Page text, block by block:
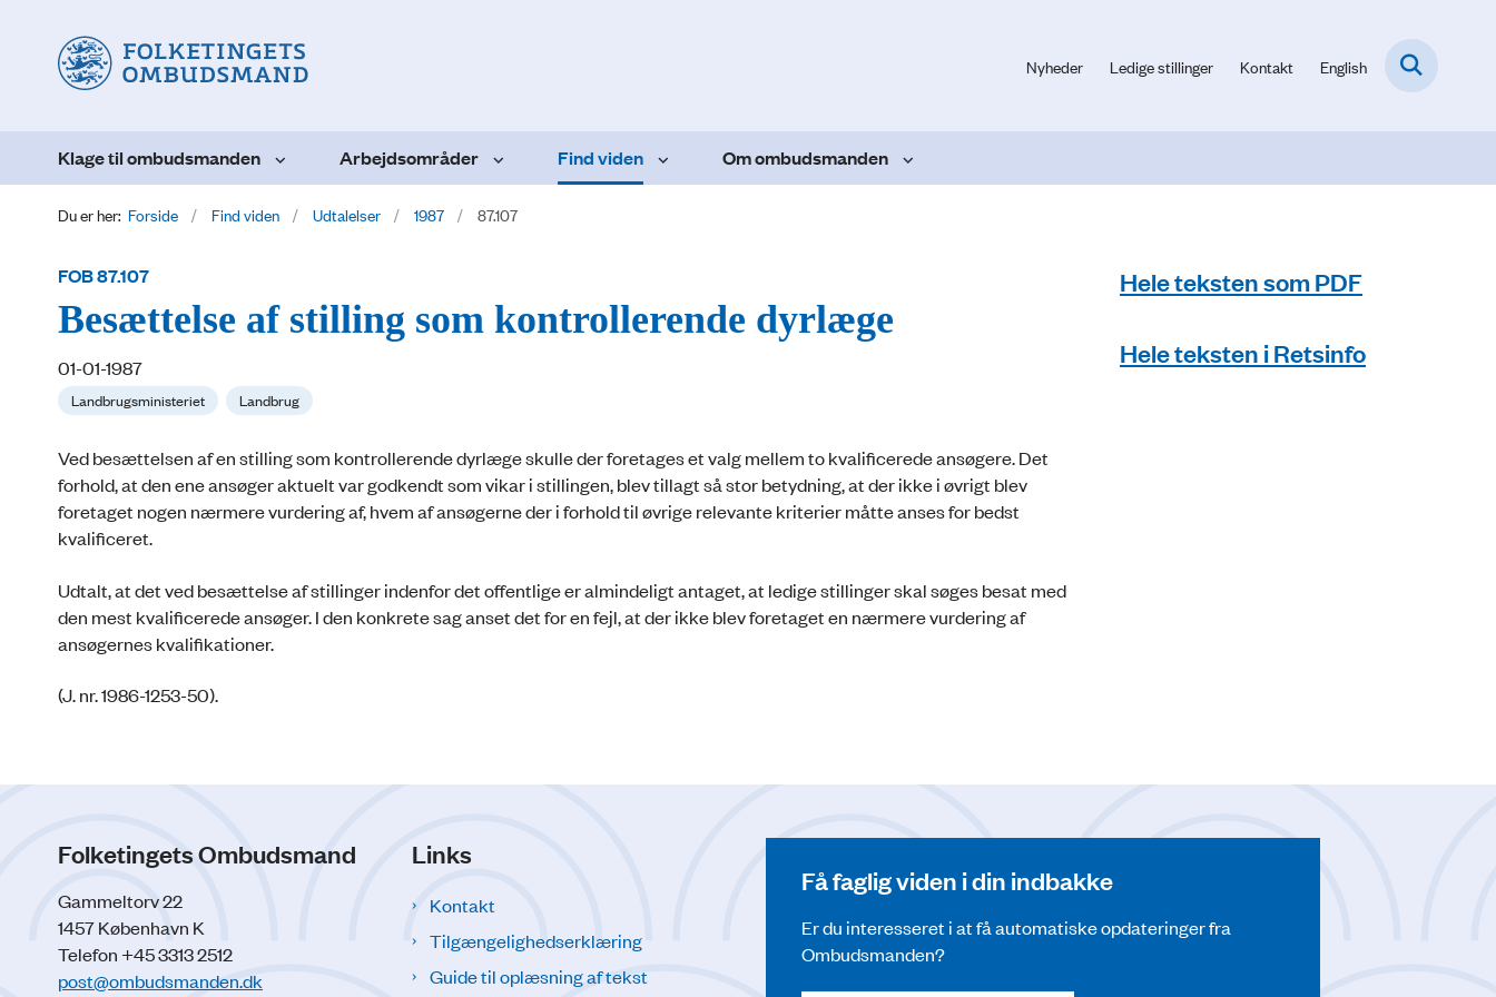
Nyheder Ledige stillinger Kontakt English
Klage til ombudsmanden Arbejdsområder Find viden Om ombudsmanden
Du er her: Forside Find viden Udtalelser 1987 87.107
FOB 87.107
Besættelse af stilling som kontrollerende dyrlæge
01-01-1987
Landbrugsministeriet Landbrug
Ved besættelsen af en stilling som kontrollerende dyrlæge skulle der foretages et valg mellem to kvalificerede ansøgere. Det
forhold, at den ene ansøger aktuelt var godkendt som vikar i stillingen, blev tillagt så stor betydning, at der ikke i øvrigt blev
foretaget nogen nærmere vurdering af, hvem af ansøgerne der i forhold til øvrige relevante kriterier måtte anses for bedst
kvalificeret.
Udtalt, at det ved besættelse af stillinger indenfor det offentlige er almindeligt antaget, at ledige stillinger skal søges besat med
den mest kvalificerede ansøger. I den konkrete sag anset det for en fejl, at der ikke blev foretaget en nærmere vurdering af
ansøgernes kvalifikationer.
(J. nr. 1986-1253-50).
Hele teksten som PDF
Hele teksten i Retsinfo
Folketingets Ombudsmand
Gammeltorv 22
1457 København K
Telefon +45 3313 2512
post@ombudsmanden.dk
Links
Kontakt
Tilgængelighedserklæring
Guide til oplæsning af tekst
Få faglig viden i din indbakke
Er du interesseret i at få automatiske opdateringer fra
Ombudsmanden?